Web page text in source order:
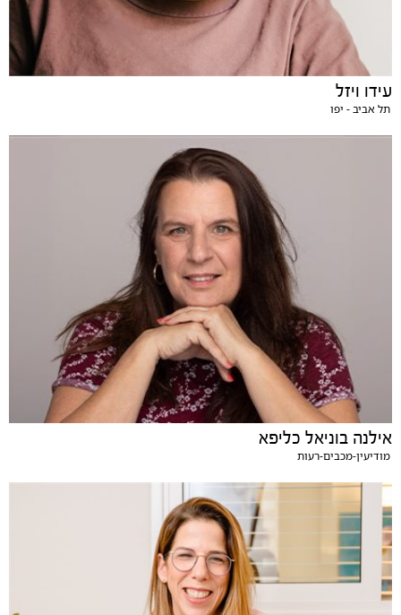
עידו ויזל
תל אביב - יפו
אילנה בוניאל כליפא
מודיעין-מכבים-רעות